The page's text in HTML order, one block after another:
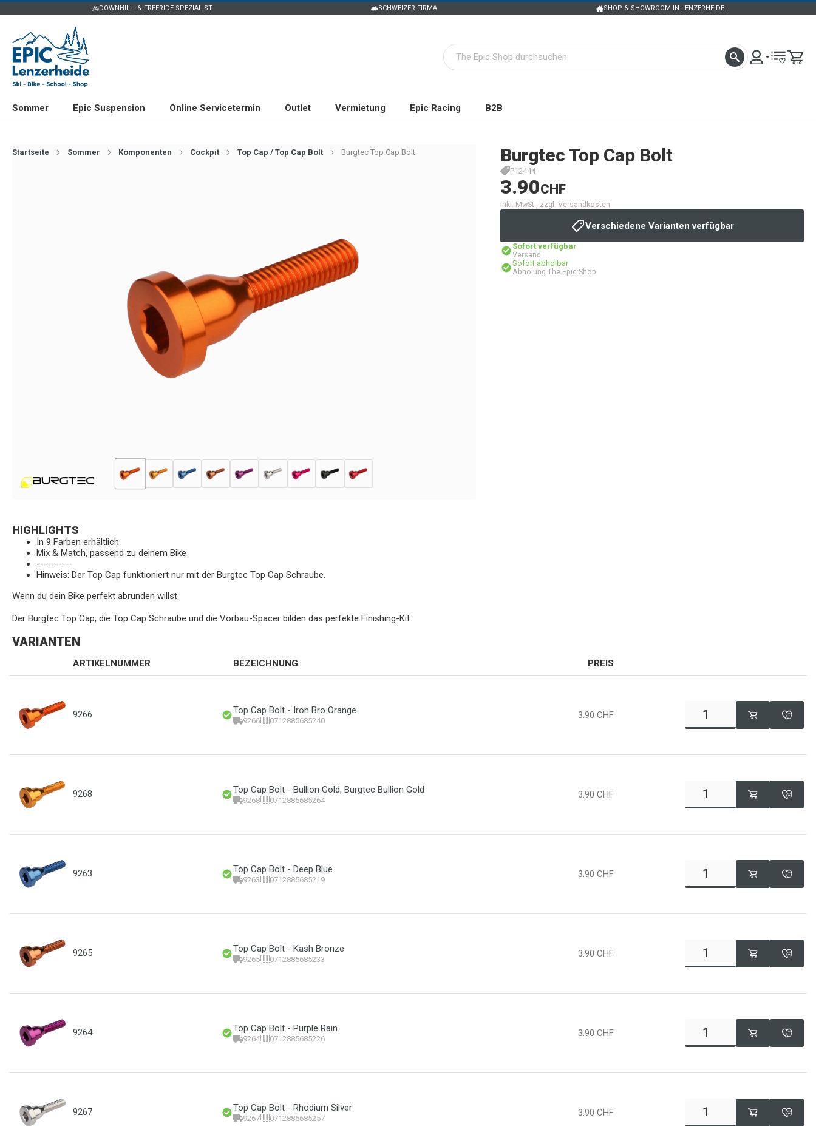
DOWNHILL- & FREERIDE-SPEZIALIST SCHWEIZER FIRMA SHOP & SHOWROOM IN LENZERHEIDE
Sommer Epic Suspension Online Servicetermin Outlet Vermietung Epic Racing B2B
Startseite Sommer Komponenten Cockpit Top Cap / Top Cap Bolt Burgtec Top Cap Bolt Burgtec Top Cap Bolt
P12444
3.90CHF
inkl. MwSt., zzgl. Versandkosten
Verschiedene Varianten verfügbar
Sofort verfügbar
Versand
Sofort abholbar
Abholung The Epic Shop
HIGHLIGHTS
In 9 Farben erhältlich
Mix & Match, passend zu deinem Bike
----------
Hinweis: Der Top Cap funktioniert nur mit der Burgtec Top Cap Schraube.
Wenn du dein Bike perfekt abrunden willst.
Der Burgtec Top Cap, die Top Cap Schraube und die Vorbau-Spacer bilden das perfekte Finishing-Kit.
VARIANTEN
ARTIKELNUMMER BEZEICHNUNG PREIS
9266 Top Cap Bolt - Iron Bro Orange
9266 0712885685240 3.90 CHF
9268 Top Cap Bolt - Bullion Gold, Burgtec Bullion Gold
9268 0712885685264 3.90 CHF
9263 Top Cap Bolt - Deep Blue
9263 0712885685219 3.90 CHF
9265 Top Cap Bolt - Kash Bronze
9265 0712885685233 3.90 CHF
9264 Top Cap Bolt - Purple Rain
9264 0712885685226 3.90 CHF
9267 Top Cap Bolt - Rhodium Silver
9267 0712885685257 3.90 CHF